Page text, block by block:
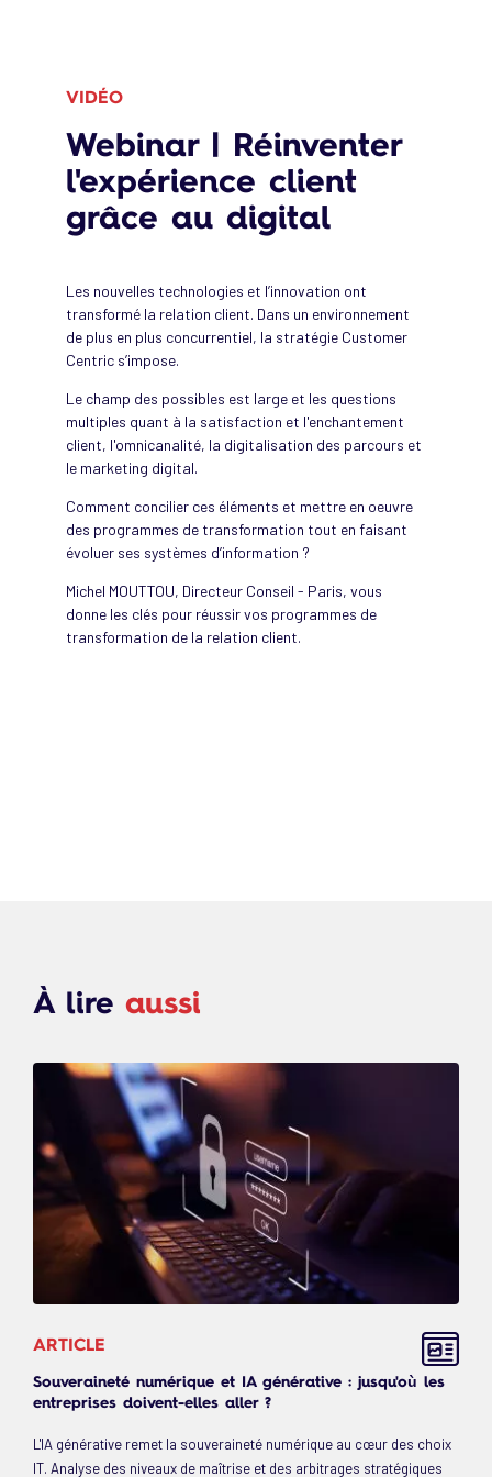
VIDÉO
Webinar | Réinventer
l'expérience client
grâce au digital
Les nouvelles technologies et l’innovation ont
transformé la relation client. Dans un environnement
de plus en plus concurrentiel, la stratégie Customer
Centric s’impose.
Le champ des possibles est large et les questions
multiples quant à la satisfaction et l'enchantement
client, l'omnicanalité, la digitalisation des parcours et
le marketing digital.
Comment concilier ces éléments et mettre en oeuvre
des programmes de transformation tout en faisant
évoluer ses systèmes d’information ?
Michel MOUTTOU, Directeur Conseil - Paris, vous
donne les clés pour réussir vos programmes de
transformation de la relation client.
À lire aussi
ARTICLE
Souveraineté numérique et IA générative : jusqu'où les
entreprises doivent-elles aller ?
L'IA générative remet la souveraineté numérique au cœur des choix
IT. Analyse des niveaux de maîtrise et des arbitrages stratégiques